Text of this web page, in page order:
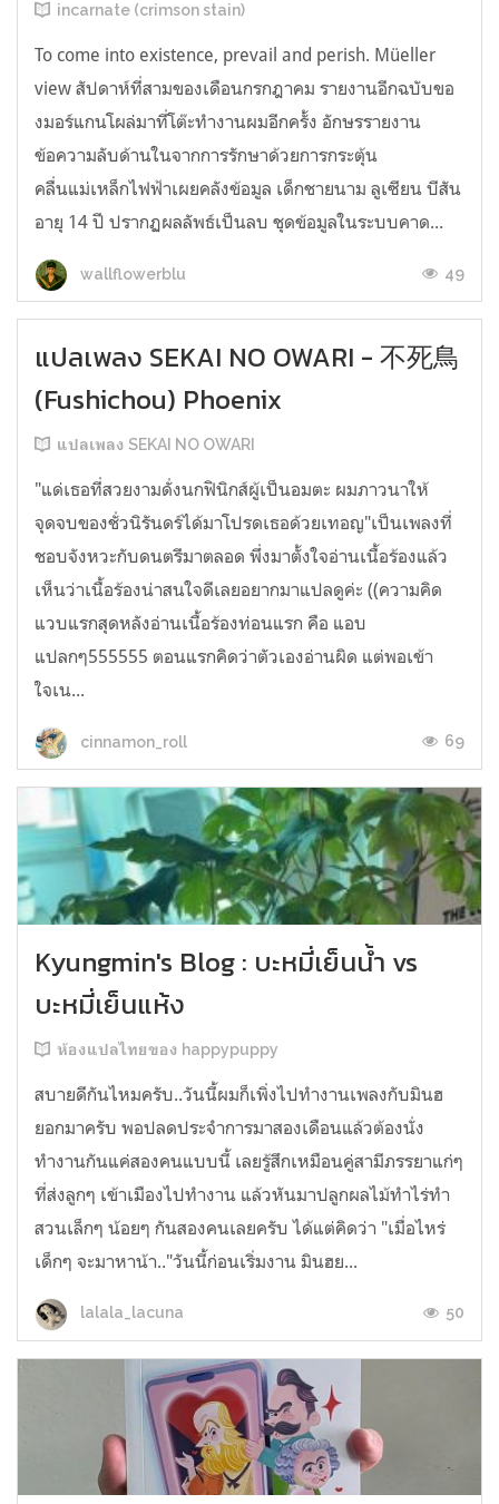
incarnate (crimson stain)
To come into existence, prevail and perish. Müeller
view สัปดาห์ที่สามของเดือนกรกฎาคม รายงานอีกฉบับขอ
งมอร์แกนโผล่มาที่โต๊ะทำงานผมอีกครั้ง อักษรรายงาน
ข้อความลับด้านในจากการรักษาด้วยการกระตุ้น
คลื่นแม่เหล็กไฟฟ้าเผยคลังข้อมูล เด็กชายนาม ลูเซียน บีสัน
อายุ 14 ปี ปรากฏผลลัพธ์เป็นลบ ชุดข้อมูลในระบบคาด...
wallflowerblu 49
แปลเพลง SEKAI NO OWARI - 不死鳥
(Fushichou) Phoenix
แปลเพลง SEKAI NO OWARI
"แด่เธอที่สวยงามดั่งนกฟินิกส์ผู้เป็นอมตะ ผมภาวนาให้
จุดจบของชั่วนิรันดร์ได้มาโปรดเธอด้วยเทอญ"เป็นเพลงที่
ชอบจังหวะกับดนตรีมาตลอด พึ่งมาตั้งใจอ่านเนื้อร้องแล้ว
เห็นว่าเนื้อร้องน่าสนใจดีเลยอยากมาแปลดูค่ะ ((ความคิด
แวบแรกสุดหลังอ่านเนื้อร้องท่อนแรก คือ แอบ
แปลกๆ555555 ตอนแรกคิดว่าตัวเองอ่านผิด แต่พอเข้า
ใจเน...
cinnamon_roll 69
Kyungmin's Blog : บะหมี่เย็นน้ำ vs
บะหมี่เย็นแห้ง
ห้องแปลไทยของ happypuppy
สบายดีกันไหมครับ..วันนี้ผมก็เพิ่งไปทำงานเพลงกับมินฮ
ยอกมาครับ พอปลดประจำการมาสองเดือนแล้วต้องนั่ง
ทำงานกันแค่สองคนแบบนี้ เลยรู้สึกเหมือนคู่สามีภรรยาแก่ๆ
ที่ส่งลูกๆ เข้าเมืองไปทำงาน แล้วหันมาปลูกผลไม้ทำไร่ทำ
สวนเล็กๆ น้อยๆ กันสองคนเลยครับ ได้แต่คิดว่า "เมื่อไหร่
เด็กๆ จะมาหาน้า.."วันนี้ก่อนเริ่มงาน มินฮย...
lalala_lacuna 50